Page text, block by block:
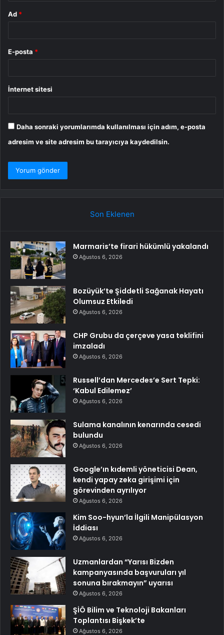
Ad *
E-posta *
İnternet sitesi
Daha sonraki yorumlarımda kullanılması için adım, e-posta
adresim ve site adresim bu tarayıcıya kaydedilsin.
Son Eklenen
Marmaris’te firari hükümlü yakalandı
Ağustos 6, 2026
Bozüyük’te Şiddetli Sağanak Hayatı
Olumsuz Etkiledi
Ağustos 6, 2026
CHP Grubu da çerçeve yasa teklifini
imzaladı
Ağustos 6, 2026
Russell’dan Mercedes’e Sert Tepki:
‘Kabul Edilemez’
Ağustos 6, 2026
Sulama kanalının kenarında cesedi
bulundu
Ağustos 6, 2026
Google’ın kıdemli yöneticisi Dean,
kendi yapay zeka girişimi için
görevinden ayrılıyor
Ağustos 6, 2026
Kim Soo-hyun’la İlgili Manipülasyon
İddiası
Ağustos 6, 2026
Uzmanlardan “Yarısı Bizden
kampanyasında başvuruları yıl
sonuna bırakmayın” uyarısı
Ağustos 6, 2026
ŞİÖ Bilim ve Teknoloji Bakanları
Toplantısı Bişkek’te
Ağustos 6, 2026